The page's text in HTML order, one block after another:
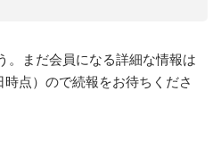
。まだ会員になる詳細な情報は
点）ので続報をお待ちくださ